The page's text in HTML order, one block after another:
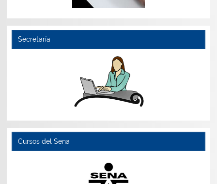
Secretaría
Cursos del Sena